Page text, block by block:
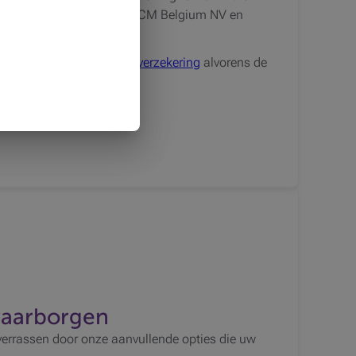
van ACM Belgium NV en
familiale verzekering alvorens de
door onze aanvullende opties die uw